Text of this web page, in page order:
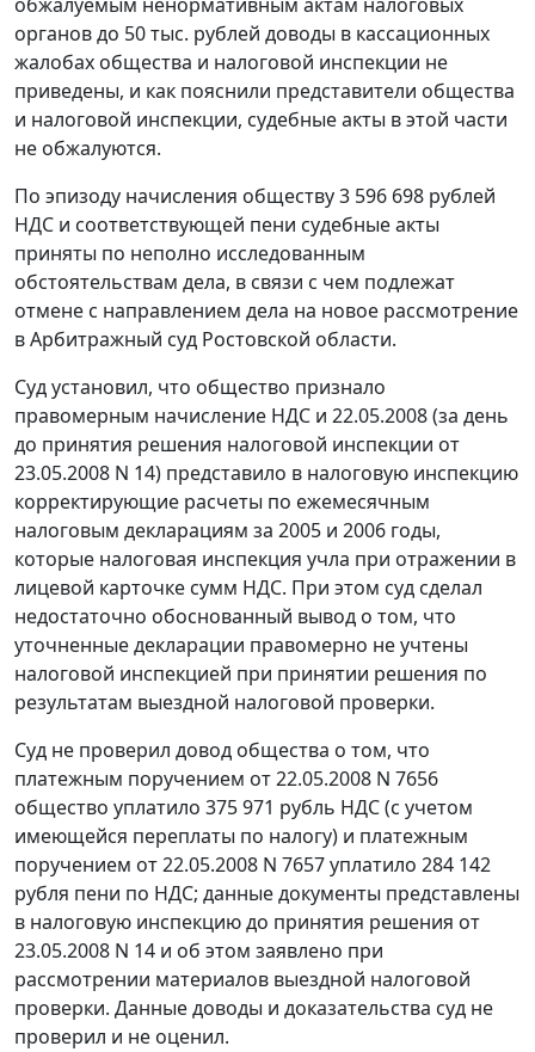
обжалуемым ненормативным актам налоговых
органов до 50 тыс. рублей доводы в кассационных
жалобах общества и налоговой инспекции не
приведены, и как пояснили представители общества
и налоговой инспекции, судебные акты в этой части
не обжалуются.
По эпизоду начисления обществу 3 596 698 рублей
НДС и соответствующей пени судебные акты
приняты по неполно исследованным
обстоятельствам дела, в связи с чем подлежат
отмене с направлением дела на новое рассмотрение
в Арбитражный суд Ростовской области.
Суд установил, что общество признало
правомерным начисление НДС и 22.05.2008 (за день
до принятия решения налоговой инспекции от
23.05.2008 N 14) представило в налоговую инспекцию
корректирующие расчеты по ежемесячным
налоговым декларациям за 2005 и 2006 годы,
которые налоговая инспекция учла при отражении в
лицевой карточке сумм НДС. При этом суд сделал
недостаточно обоснованный вывод о том, что
уточненные декларации правомерно не учтены
налоговой инспекцией при принятии решения по
результатам выездной налоговой проверки.
Суд не проверил довод общества о том, что
платежным поручением от 22.05.2008 N 7656
общество уплатило 375 971 рубль НДС (с учетом
имеющейся переплаты по налогу) и платежным
поручением от 22.05.2008 N 7657 уплатило 284 142
рубля пени по НДС; данные документы представлены
в налоговую инспекцию до принятия решения от
23.05.2008 N 14 и об этом заявлено при
рассмотрении материалов выездной налоговой
проверки. Данные доводы и доказательства суд не
проверил и не оценил.